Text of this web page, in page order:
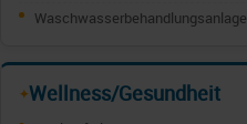
Waschwasserbehandlungsanlage
✦Wellness/Gesundheit